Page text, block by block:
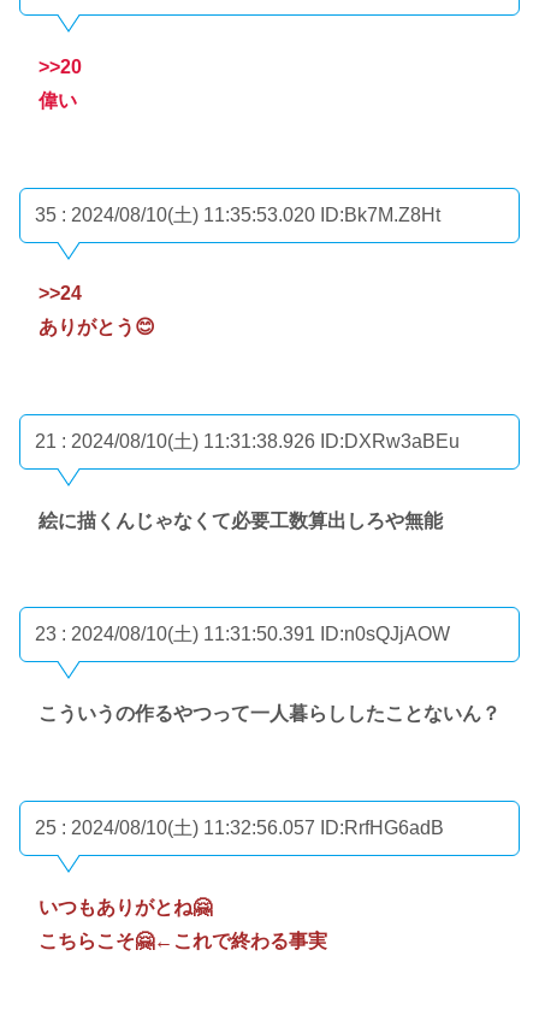
>>20
偉い
35 : 2024/08/10(土) 11:35:53.020 ID:Bk7M.Z8Ht
>>24
ありがとう😊
21 : 2024/08/10(土) 11:31:38.926 ID:DXRw3aBEu
絵に描くんじゃなくて必要工数算出しろや無能
23 : 2024/08/10(土) 11:31:50.391 ID:n0sQJjAOW
こういうの作るやつって一人暮らししたことないん？
25 : 2024/08/10(土) 11:32:56.057 ID:RrfHG6adB
いつもありがとね🤗
こちらこそ🤗←これで終わる事実